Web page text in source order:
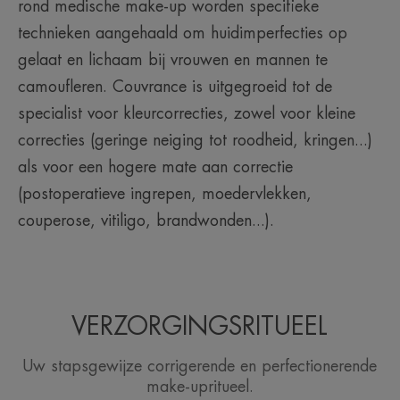
Geur van de inhoud
Niet geparfumeerd
rond medische make-up worden specifieke
technieken aangehaald om huidimperfecties op
gelaat en lichaam bij vrouwen en mannen te
camoufleren. Couvrance is uitgegroeid tot de
specialist voor kleurcorrecties, zowel voor kleine
correcties (geringe neiging tot roodheid, kringen...)
als voor een hogere mate aan correctie
(postoperatieve ingrepen, moedervlekken,
couperose, vitiligo, brandwonden...).
VERZORGINGSRITUEEL
Uw stapsgewijze corrigerende en perfectionerende
make-upritueel.